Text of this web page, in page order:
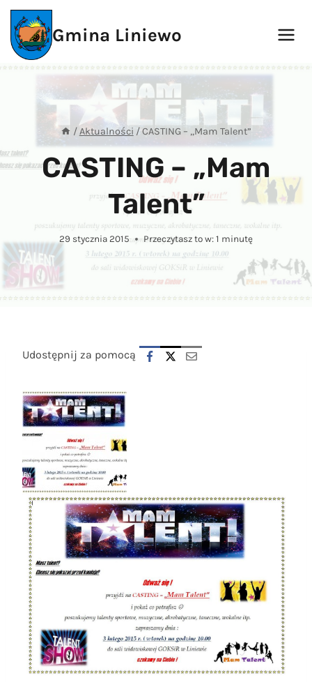
Przejdź
treści
Gmina Liniewo
/Aktualności /CASTING – „Mam Talent”
CASTING – „Mam
Talent”
29 stycznia 2015 Przeczytasz to w: 1 minutę
Udostępnij za pomocą